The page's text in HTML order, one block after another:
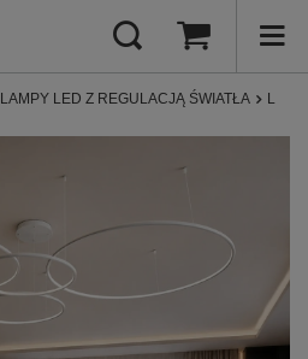
LAMPY LED Z REGULACJĄ ŚWIATŁA